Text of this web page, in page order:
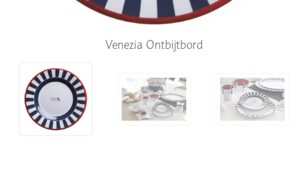
Venezia Ontbijtbord